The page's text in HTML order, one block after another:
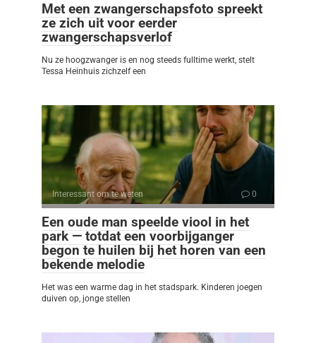
Met een zwangerschapsfoto spreekt
ze zich uit voor eerder
zwangerschapsverlof
Nu ze hoogzwanger is en nog steeds fulltime werkt, stelt
Tessa Heinhuis zichzelf een
Interessant om te weten 0
Een oude man speelde viool in het
park — totdat een voorbijganger
begon te huilen bij het horen van een
bekende melodie
Het was een warme dag in het stadspark. Kinderen joegen
duiven op, jonge stellen